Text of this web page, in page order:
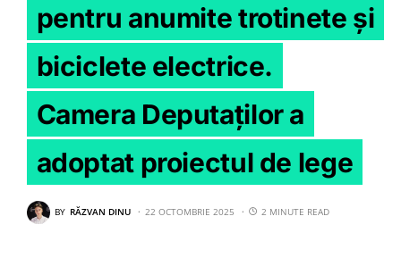
pentru anumite trotinete și
biciclete electrice.
Camera Deputaților a
adoptat proiectul de lege
BY RĂZVAN DINU 22 OCTOMBRIE 2025 2 MINUTE READ